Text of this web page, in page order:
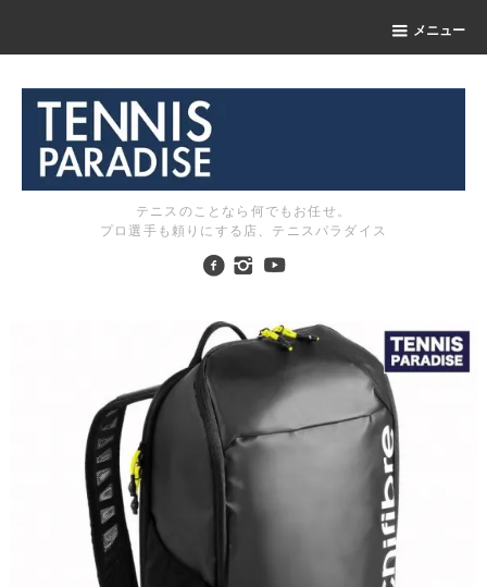
メニュー
テニスのことなら何でもお任せ。
プロ選手も頼りにする店、テニスパラダイス